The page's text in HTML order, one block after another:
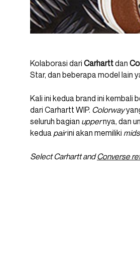
Kolaborasi dari Carharttdan
Star, dan beberapa model lain
Kali ini kedua brand ini kembali
dari Carhartt WIP. Colorway
seluruh bagian uppernya, dan
kedua pairini akan memiliki
Select Carhartt andConverse